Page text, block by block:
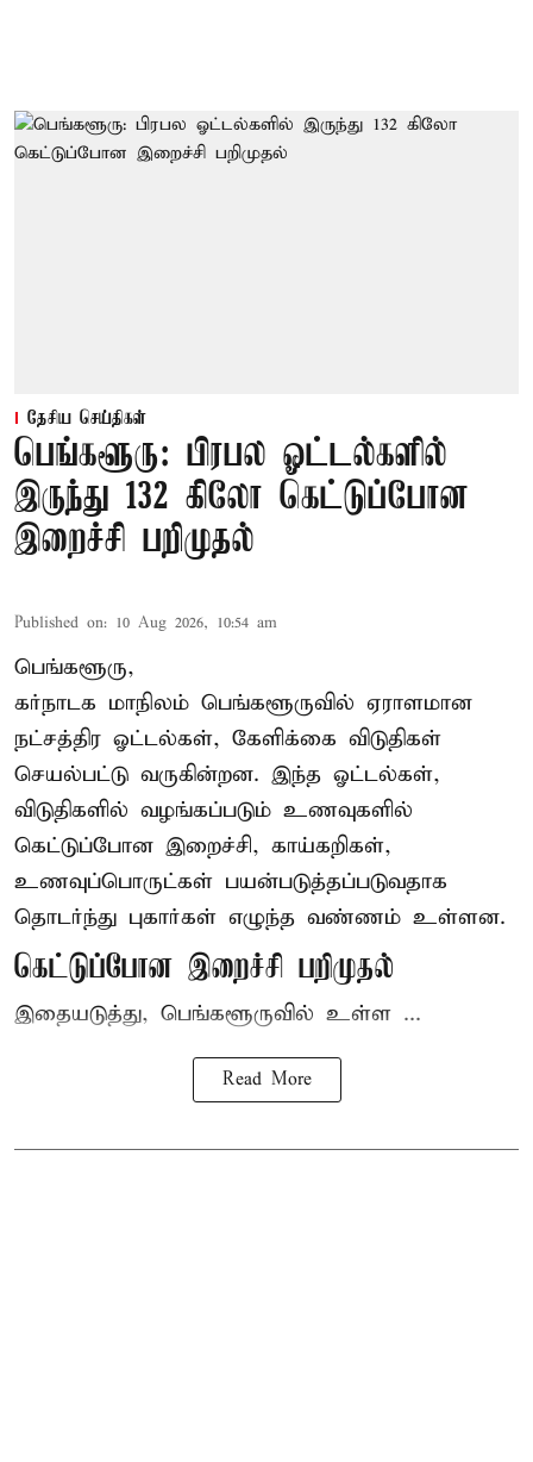
தேசிய செய்திகள்
பெங்களூரு: பிரபல ஓட்டல்களில்
இருந்து 132 கிலோ கெட்டுப்போன
இறைச்சி பறிமுதல்
Published on: 10 Aug 2026, 10:54 am
பெங்களூரு,
கர்நாடக மாநிலம் பெங்களூருவில் ஏராளமான
நட்சத்திர ஓட்டல்கள், கேளிக்கை விடுதிகள்
செயல்பட்டு வருகின்றன. இந்த ஓட்டல்கள்,
விடுதிகளில் வழங்கப்படும் உணவுகளில்
கெட்டுப்போன இறைச்சி, காய்கறிகள்,
உணவுப்பொருட்கள் பயன்படுத்தப்படுவதாக
தொடர்ந்து புகார்கள் எழுந்த வண்ணம் உள்ளன.
கெட்டுப்போன இறைச்சி பறிமுதல்
இதையடுத்து, பெங்களூருவில் உள்ள ...
Read More